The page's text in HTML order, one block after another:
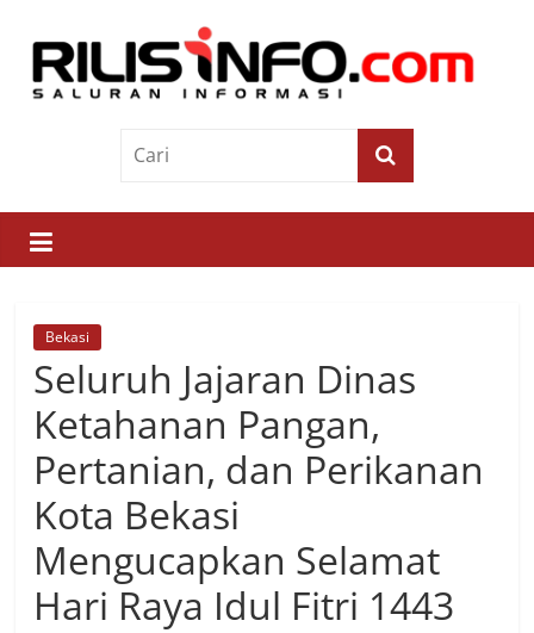
contentRilis
Saluran
Informasi
Bekasi
Seluruh Jajaran Dinas
Ketahanan Pangan,
Pertanian, dan Perikanan
Kota Bekasi
Mengucapkan Selamat
Hari Raya Idul Fitri 1443